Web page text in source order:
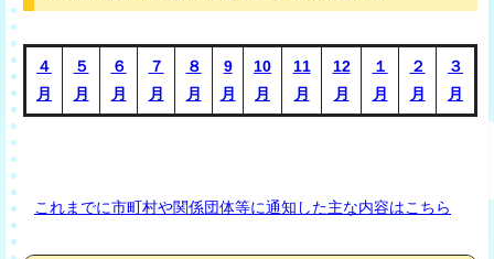
４
月
５
月
６
月
７
月
８
月
9
月
10
月
11
月
12
月
１
月
２
月
３
月
これまでに市町村や関係団体等に通知した主な内容はこちら